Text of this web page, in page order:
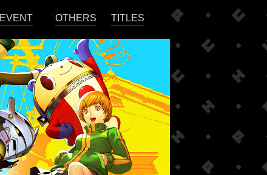
EVENT OTHERS TITLES